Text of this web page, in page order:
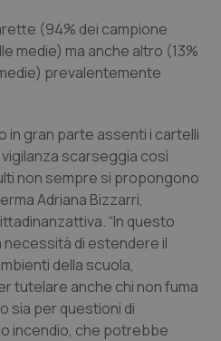
(94% dei campione
medie) ma anche altro (13%
prevalentemente
in gran parte assenti i cartelli
scarseggia così
non sempre si propongono
Adriana Bizzarri,
“In questo
di estendere il
della scuola,
tutelare anche chi non fuma
sia per questioni di
incendio, che potrebbe